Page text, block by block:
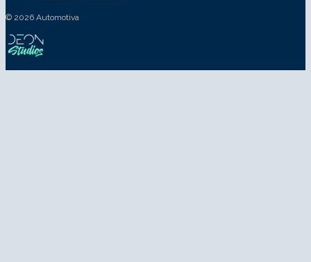
© 2026 Automotiva